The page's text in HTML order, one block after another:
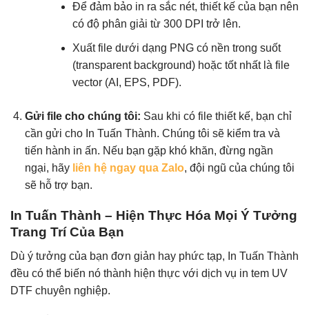
Để đảm bảo in ra sắc nét, thiết kế của bạn nên
có độ phân giải từ 300 DPI trở lên.
Xuất file dưới dạng PNG có nền trong suốt
(transparent background) hoặc tốt nhất là file
vector (AI, EPS, PDF).
Gửi file cho chúng tôi: Sau khi có file thiết kế, bạn chỉ
cần gửi cho In Tuấn Thành. Chúng tôi sẽ kiểm tra và
tiến hành in ấn. Nếu bạn gặp khó khăn, đừng ngần
ngại, hãy liên hệ ngay qua Zalo, đội ngũ của chúng tôi
sẽ hỗ trợ bạn.
In Tuấn Thành – Hiện Thực Hóa Mọi Ý Tưởng
Trang Trí Của Bạn
Dù ý tưởng của bạn đơn giản hay phức tạp, In Tuấn Thành
đều có thể biến nó thành hiện thực với dịch vụ in tem UV
DTF chuyên nghiệp.